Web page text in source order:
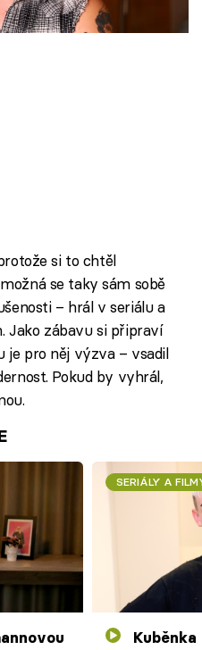
si to chtěl
se taky sám sobě
– hrál v seriálu a
Jako zábavu si připraví
je pro něj výzva – vsadil
Pokud by vyhrál,
SERIÁLY A